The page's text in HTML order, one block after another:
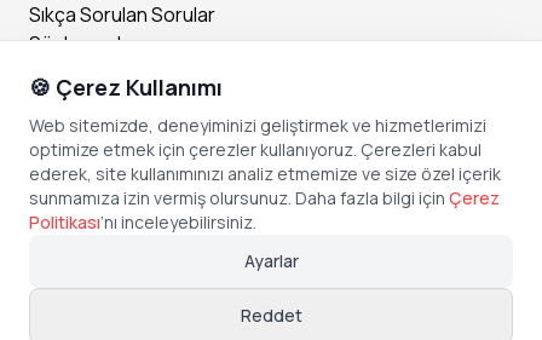
Sıkça Sorulan Sorular
Sözleşmeler
Sosyal Medya
Instagram
Facebook
X (Twitter)
TikTok
🍪 Çerez Kullanımı
Web sitemizde, deneyiminizi geliştirmek ve hizmetlerimizi
optimize etmek için çerezler kullanıyoruz. Çerezleri kabul
ederek, site kullanımınızı analiz etmemize ve size özel içerik
sunmamıza izin vermiş olursunuz. Daha fazla bilgi için Çerez
Politikası’nı inceleyebilirsiniz.
Ayarlar
Reddet